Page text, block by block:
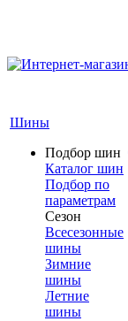
Шины
Подбор шин
Каталог шин
Подбор по
параметрам
Сезон
Всесезонные
шины
Зимние
шины
Летние
шины